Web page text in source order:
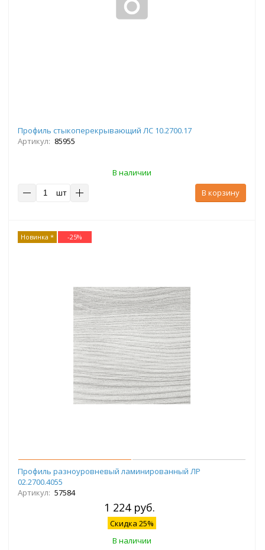
Профиль стыкоперекрывающий ЛС 10.2700.17
Артикул: 85955
В наличии
шт
В корзину
Новинка * -25%
Профиль разноуровневый ламинированный ЛР
02.2700.4055
Артикул: 57584
1 224 руб.
Скидка 25%
В наличии